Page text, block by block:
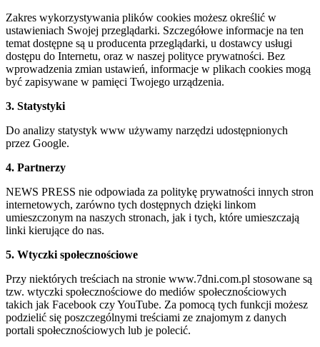
Zakres wykorzystywania plików cookies możesz określić w
ustawieniach Swojej przeglądarki. Szczegółowe informacje na ten
temat dostępne są u producenta przeglądarki, u dostawcy usługi
dostępu do Internetu, oraz w naszej polityce prywatności. Bez
wprowadzenia zmian ustawień, informacje w plikach cookies mogą
być zapisywane w pamięci Twojego urządzenia.
3. Statystyki
Do analizy statystyk www używamy narzędzi udostępnionych
przez Google.
4. Partnerzy
NEWS PRESS nie odpowiada za politykę prywatności innych stron
internetowych, zarówno tych dostępnych dzięki linkom
umieszczonym na naszych stronach, jak i tych, które umieszczają
linki kierujące do nas.
5. Wtyczki społecznościowe
Przy niektórych treściach na stronie www.7dni.com.pl stosowane są
tzw. wtyczki społecznościowe do mediów społecznościowych
takich jak Facebook czy YouTube. Za pomocą tych funkcji możesz
podzielić się poszczególnymi treściami ze znajomym z danych
portali społecznościowych lub je polecić.